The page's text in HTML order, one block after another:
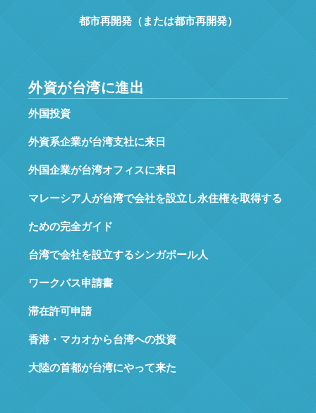
都市再開発（または都市再開発）
外資が台湾に進出
外国投資
外資系企業が台湾支社に来日
外国企業が台湾オフィスに来日
マレーシア人が台湾で会社を設立し永住権を取得する
ための完全ガイド
台湾で会社を設立するシンガポール人
ワークパス申請書
滞在許可申請
香港・マカオから台湾への投資
大陸の首都が台湾にやって来た